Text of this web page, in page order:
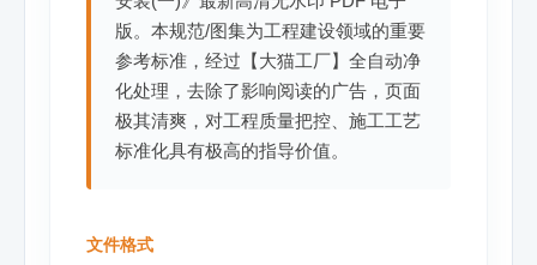
版。本规范/图集为工程建设领域的重要
参考标准，经过【大猫工厂】全自动净
化处理，去除了影响阅读的广告，页面
极其清爽，对工程质量把控、施工工艺
标准化具有极高的指导价值。
文件格式